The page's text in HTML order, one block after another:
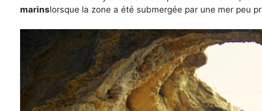
marinslorsque la zone a été submergée par une mer peu